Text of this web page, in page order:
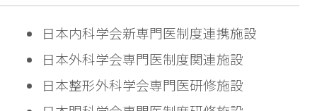
日本内科学会新専門医制度連携施設
日本外科学会専門医制度関連施設
日本整形外科学会専門医研修施設